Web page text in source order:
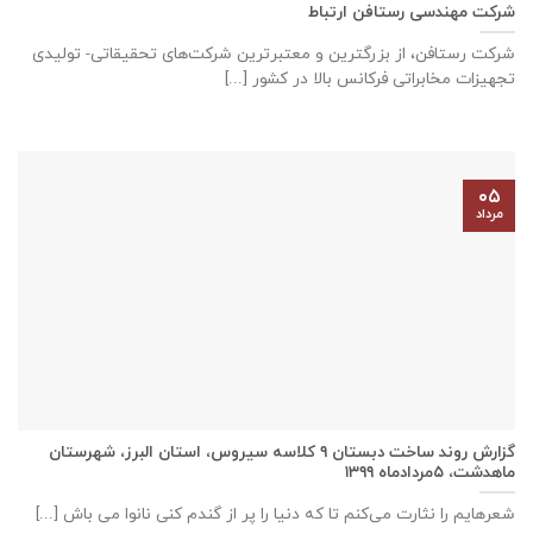
شرکت مهندسی رستافن ارتباط
شرکت رستافن، از بزرگترين و معتبرترين شركت‌های تحقیقاتی- توليدی
تجهيزات مخابراتی فركانس بالا در كشور [...]
گزارش روند ساخت دبستان ٩ كلاسه سيروس، استان البرز، شهرستان
ماهدشت، ۵مردادماه ۱۳۹۹
شعرهایم را نثارت می‌کنم تا که دنیا را پر از گندم کنی نانوا می باش [...]
۰۵
مرداد